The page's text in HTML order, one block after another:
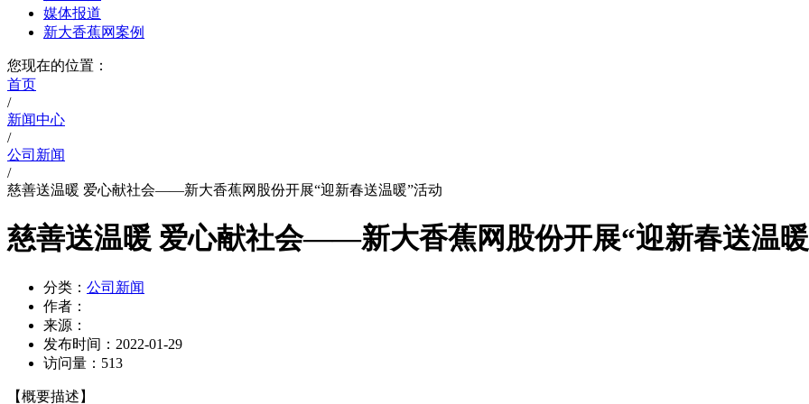
媒体报道
新大香蕉网案例
您现在的位置：
首页
/
新闻中心
/
公司新闻
/
慈善送温暖 爱心献社会——新大香蕉网股份开展“迎新春送温暖”活动
慈善送温暖 爱心献社会——新大香蕉网股份开展“迎新春送温
分类： 公司新闻
作者：
来源：
发布时间： 2022-01-29
访问量： 513
【概要描述】